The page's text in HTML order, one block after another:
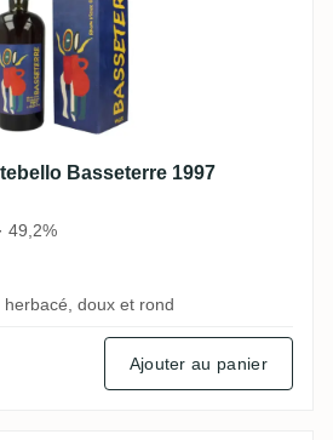
Basseterre 1997
49,2%
doux et rond
Ajouter au panier